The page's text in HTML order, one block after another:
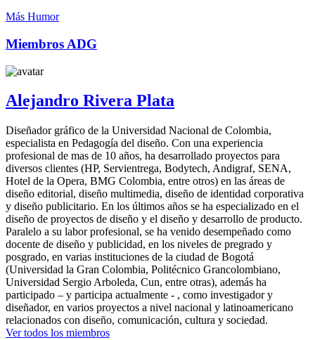
Más Humor
Miembros ADG
Alejandro Rivera Plata
Diseñador gráfico de la Universidad Nacional de Colombia,
especialista en Pedagogía del diseño. Con una experiencia
profesional de mas de 10 años, ha desarrollado proyectos para
diversos clientes (HP, Servientrega, Bodytech, Andigraf, SENA,
Hotel de la Opera, BMG Colombia, entre otros) en las áreas de
diseño editorial, diseño multimedia, diseño de identidad corporativa
y diseño publicitario. En los últimos años se ha especializado en el
diseño de proyectos de diseño y el diseño y desarrollo de producto.
Paralelo a su labor profesional, se ha venido desempeñado como
docente de diseño y publicidad, en los niveles de pregrado y
posgrado, en varias instituciones de la ciudad de Bogotá
(Universidad la Gran Colombia, Politécnico Grancolombiano,
Universidad Sergio Arboleda, Cun, entre otras), además ha
participado – y participa actualmente - , como investigador y
diseñador, en varios proyectos a nivel nacional y latinoamericano
relacionados con diseño, comunicación, cultura y sociedad.
Ver todos los miembros